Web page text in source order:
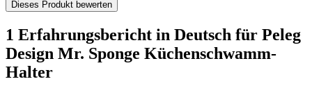
Dieses Produkt bewerten
1 Erfahrungsbericht in Deutsch für Peleg
Design Mr. Sponge Küchenschwamm-
Halter